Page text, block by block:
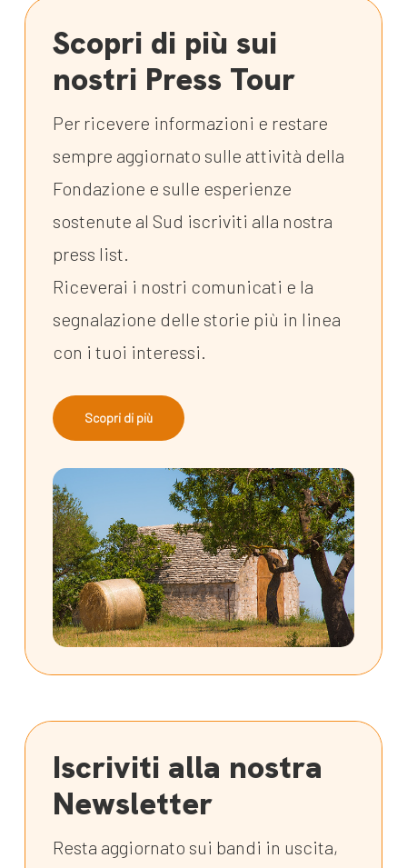
Scopri di più sui
nostri Press Tour
Per ricevere informazioni e restare
sempre aggiornato sulle attività della
Fondazione e sulle esperienze
sostenute al Sud iscriviti alla nostra
press list.
Riceverai i nostri comunicati e la
segnalazione delle storie più in linea
con i tuoi interessi.
Scopri di più
Iscriviti alla nostra
Newsletter
Resta aggiornato sui bandi in uscita,